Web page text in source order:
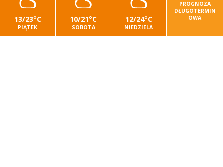
13/23°C
PIĄTEK
10/21°C
SOBOTA
12/24°C
NIEDZIELA
PROGNOZA
DŁUGOTERMIN
OWA